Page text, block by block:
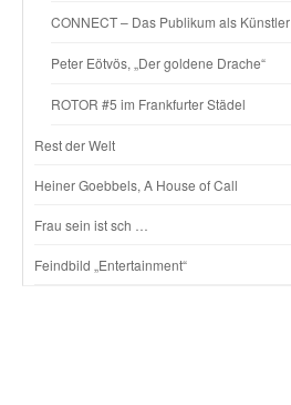
CONNECT – Das Publikum als Künstler
Peter Eötvös, „Der goldene Drache“
ROTOR #5 im Frankfurter Städel
Rest der Welt
Heiner Goebbels, A House of Call
Frau sein ist sch …
Feindbild „Entertainment“